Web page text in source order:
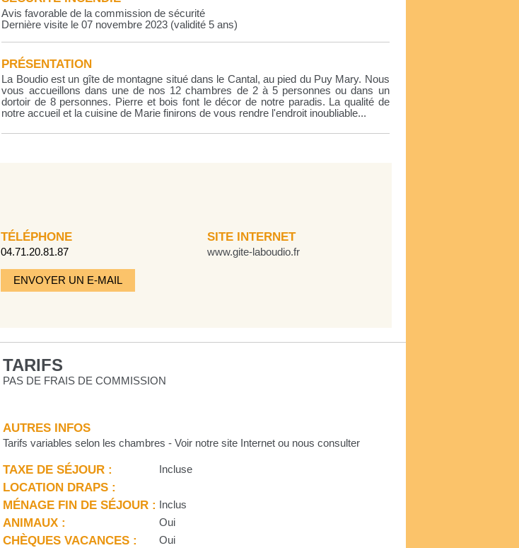
Avis favorable de la commission de sécurité
Dernière visite le 07 novembre 2023 (validité 5 ans)
PRÉSENTATION
La Boudio est un gîte de montagne situé dans le Cantal, au pied du Puy Mary. Nous
vous accueillons dans une de nos 12 chambres de 2 à 5 personnes ou dans un
dortoir de 8 personnes. Pierre et bois font le décor de notre paradis. La qualité de
notre accueil et la cuisine de Marie finirons de vous rendre l'endroit inoubliable...
TÉLÉPHONE
04.71.20.81.87
ENVOYER UN E-MAIL
SITE INTERNET
www.gite-laboudio.fr
TARIFS
PAS DE FRAIS DE COMMISSION
AUTRES INFOS
Tarifs variables selon les chambres - Voir notre site Internet ou nous consulter
TAXE DE SÉJOUR : Incluse
LOCATION DRAPS :
MÉNAGE FIN DE SÉJOUR :
Inclus
ANIMAUX : Oui
CHÈQUES VACANCES : Oui